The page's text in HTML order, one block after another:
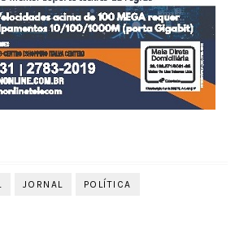
JORNAL POLÍTICA